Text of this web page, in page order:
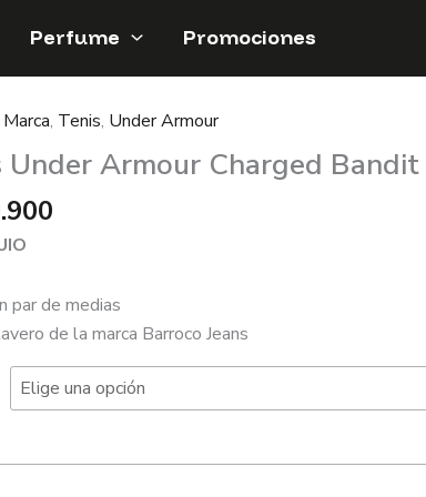
Perfume Promociones
Marca, Tenis, Under Armour
Under Armour Charged
par de medias
de la marca Barroco Jeans